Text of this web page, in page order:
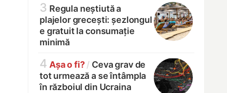
3 Regula neștiută a
plajelor grecești: șezlongul
e gratuit la consumație
minimă
4 Așa o fi? / Ceva grav de
tot urmează a se întâmpla
în războiul din Ucraina